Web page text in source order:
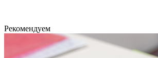
Рекомендуем